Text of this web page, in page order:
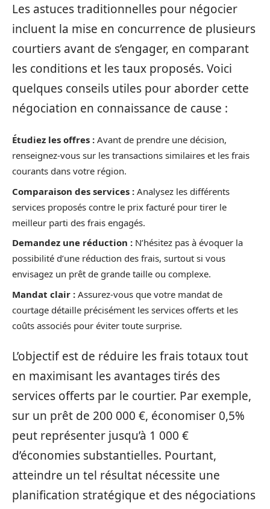
Les astuces traditionnelles pour négocier
incluent la mise en concurrence de plusieurs
courtiers avant de s’engager, en comparant
les conditions et les taux proposés. Voici
quelques conseils utiles pour aborder cette
négociation en connaissance de cause :
Étudiez les offres : Avant de prendre une décision,
renseignez-vous sur les transactions similaires et les frais
courants dans votre région.
Comparaison des services : Analysez les différents
services proposés contre le prix facturé pour tirer le
meilleur parti des frais engagés.
Demandez une réduction : N’hésitez pas à évoquer la
possibilité d’une réduction des frais, surtout si vous
envisagez un prêt de grande taille ou complexe.
Mandat clair : Assurez-vous que votre mandat de
courtage détaille précisément les services offerts et les
coûts associés pour éviter toute surprise.
L’objectif est de réduire les frais totaux tout
en maximisant les avantages tirés des
services offerts par le courtier. Par exemple,
sur un prêt de 200 000 €, économiser 0,5%
peut représenter jusqu’à 1 000 €
d’économies substantielles. Pourtant,
atteindre un tel résultat nécessite une
planification stratégique et des négociations